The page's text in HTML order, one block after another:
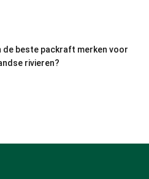
de beste packraft merken voor
rivieren?